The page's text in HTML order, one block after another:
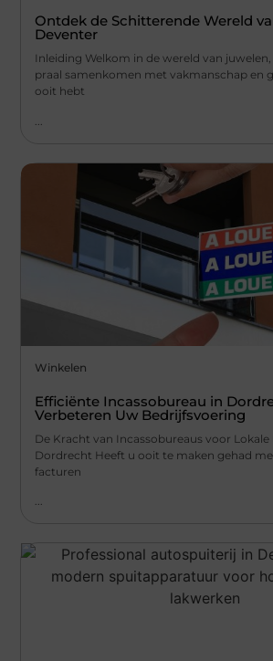
Ontdek de Schitterende Wereld
Deventer
Inleiding Welkom in de wereld van
praal samenkomen met vakmanschap en
ooit hebt
Winkelen
Efficiënte Incassobureau in
Verbeteren Uw Bedrijfsvoering
De Kracht van Incassobureaus voor Lokale
Dordrecht Heeft u ooit te maken gehad
facturen
...